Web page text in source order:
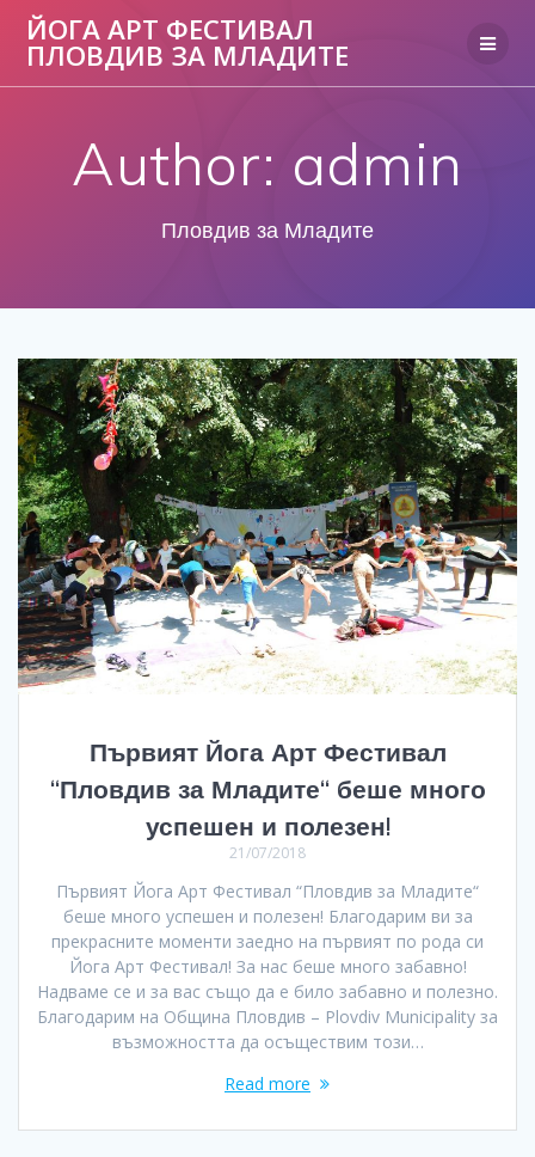
ЙОГА АРТ ФЕСТИВАЛ
ПЛОВДИВ ЗА МЛАДИТЕ
Author: admin
Пловдив за Младите
Първият Йога Арт Фестивал
“Пловдив за Младите“ беше много
успешен и полезен!
21/07/2018
Първият Йога Арт Фестивал “Пловдив за Младите“
беше много успешен и полезен! Благодарим ви за
прекрасните моменти заедно на първият по рода си
Йога Арт Фестивал! За нас беше много забавно!
Надваме се и за вас също да е било забавно и полезно.
Благодарим на Община Пловдив – Plovdiv Municipality за
възможността да осъществим този…
Read more